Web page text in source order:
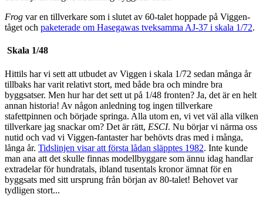
Frog var en tillverkare som i slutet av 60-talet hoppade på Viggen-
tåget och paketerade om Hasegawas tveksamma AJ-37 i skala 1/72.
Skala 1/48
Hittils har vi sett att utbudet av Viggen i skala 1/72 sedan många år
tillbaks har varit relativt stort, med både bra och mindre bra
byggsatser. Men hur har det sett ut på 1/48 fronten? Ja, det är en helt
annan historia! Av någon anledning tog ingen tillverkare
stafettpinnen och började springa. Alla utom en, vi vet väl alla vilken
tillverkare jag snackar om? Det är rätt, ESCI. Nu börjar vi närma oss
nutid och vad vi Viggen-fantaster har behövts dras med i många,
långa år. Tidslinjen visar att första lådan släpptes 1982. Inte kunde
man ana att det skulle finnas modellbyggare som ännu idag handlar
extradelar för hundratals, ibland tusentals kronor ämnat för en
byggsats med sitt ursprung från början av 80-talet! Behovet var
tydligen stort...